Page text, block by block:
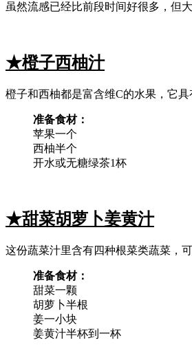
虽然流感已经比前段时间好很多，但
★橙子西柚汁
橙子和西柚都是富含维C的水果，它
准备食材：
苹果一个
西柚半个
开水或无糖绿茶1杯
★甜菜胡萝卜姜黄汁
这份蔬菜汁里含有四种根菜类蔬菜，
准备食材：
甜菜一颗
胡萝卜半根
姜一小块
姜黄汁半杯到一杯